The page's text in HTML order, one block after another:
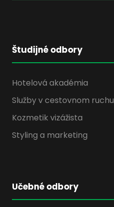
Študijné odbory
Hotelová akadémia
Služby v cestovnom ruchu
Kozmetik vizážista
Styling a marketing
Učebné odbory